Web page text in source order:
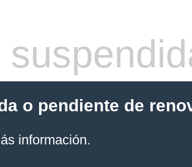
o pendiente de
información.